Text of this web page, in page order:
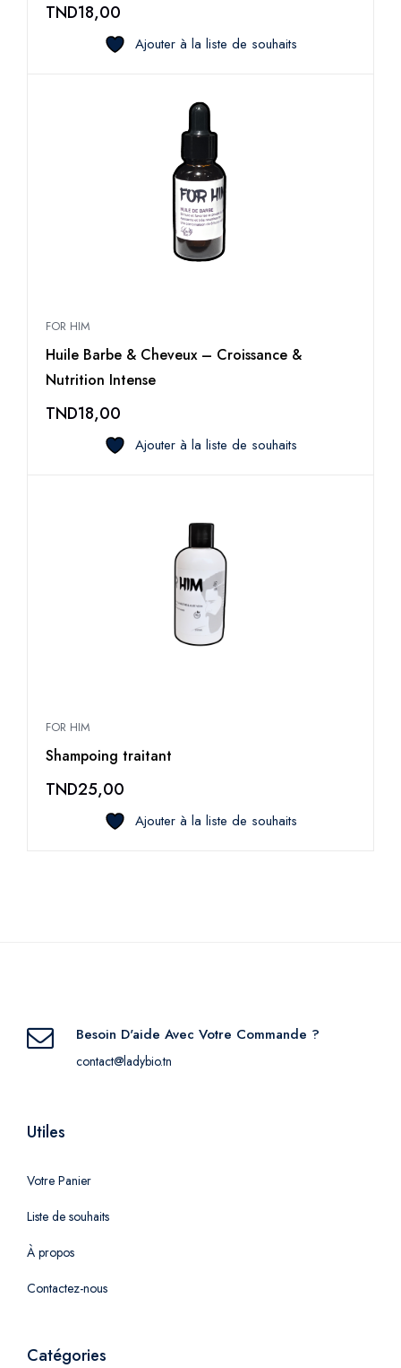
TND18,00
Ajouter à la liste de souhaits
FOR HIM
Huile Barbe & Cheveux – Croissance &
Nutrition Intense
TND18,00
Ajouter à la liste de souhaits
FOR HIM
Shampoing traitant
TND25,00
Ajouter à la liste de souhaits
Besoin D'aide Avec Votre Commande ?
contact@ladybio.tn
Utiles
Votre Panier
Liste de souhaits
À propos
Contactez-nous
Catégories